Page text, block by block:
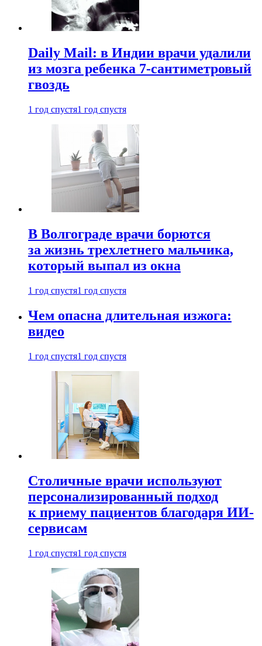
Daily Mail: в Индии врачи удалили
из мозга ребенка 7-сантиметровый
гвоздь
1 год спустя1 год спустя
В Волгограде врачи борются
за жизнь трехлетнего мальчика,
который выпал из окна
1 год спустя1 год спустя
Чем опасна длительная изжога:
видео
1 год спустя1 год спустя
Столичные врачи используют
персонализированный подход
к приему пациентов благодаря ИИ-
сервисам
1 год спустя1 год спустя